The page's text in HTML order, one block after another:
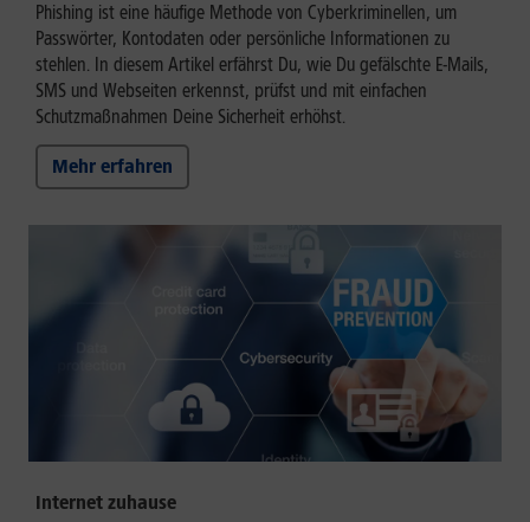
Phishing ist eine häufige Methode von Cyberkriminellen, um
Passwörter, Kontodaten oder persönliche Informationen zu
stehlen. In diesem Artikel erfährst Du, wie Du gefälschte E-Mails,
SMS und Webseiten erkennst, prüfst und mit einfachen
Schutzmaßnahmen Deine Sicherheit erhöhst.
Mehr erfahren
Internet zuhause